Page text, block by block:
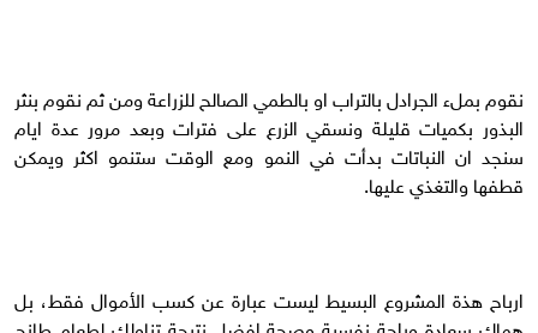
نقوم بملء الجرادل بالتراب او بالطمي الصالح للزراعة ومن ثم نقوم بنثر
البذور بكميات قليلة ونسقي الزرع على فترات وبعد مرور عدة ايام
سنجد ان النباتات بدأت في النمو ومع الوقت ستنمو اكثر ويمكن
قطفها والتغذي عليها.
ارباح هذة المشروع البسيط ليست عبارة عن كسب الأموال فقط، بل